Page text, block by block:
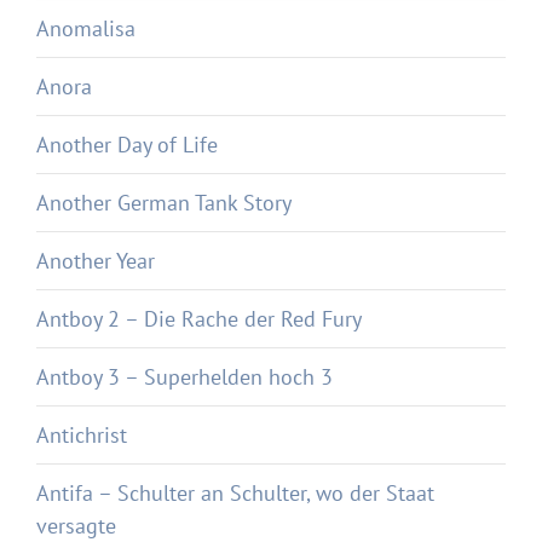
Anomalisa
Anora
Another Day of Life
Another German Tank Story
Another Year
Antboy 2 – Die Rache der Red Fury
Antboy 3 – Superhelden hoch 3
Antichrist
Antifa – Schulter an Schulter, wo der Staat
versagte